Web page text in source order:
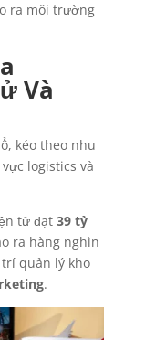
ra môi trường
Và
kéo theo nhu
logistics và
tử đạt 39 tỷ
ra hàng nghìn
quản lý kho
.